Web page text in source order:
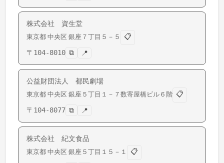
株式会社 資生堂
東京都 中央区 銀座 ７丁目５－５
📋
〒 104-8010 ⧉ 📍
公益財団法人 都民劇場
東京都 中央区 銀座 ５丁目１－７数寄屋橋ビル６階 📋
〒 104-8077 ⧉ 📍
株式会社 紀文食品
東京都 中央区 銀座 ５丁目１５－１
📋